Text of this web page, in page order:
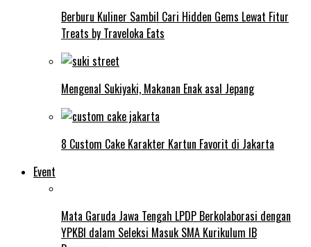
Berburu Kuliner Sambil Cari Hidden Gems Lewat Fitur
Treats by Traveloka Eats
Mengenal Sukiyaki, Makanan Enak asal Jepang
8 Custom Cake Karakter Kartun Favorit di Jakarta
Event
Mata Garuda Jawa Tengah LPDP Berkolaborasi dengan
YPKBI dalam Seleksi Masuk SMA Kurikulum IB